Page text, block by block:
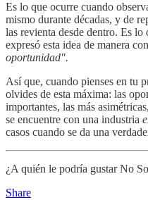
Es lo que ocurre cuando
mismo durante décadas, y de
las revienta desde dentro. Es lo
expresó esta idea de manera
oportunidad".
Así que, cuando pienses en tu
olvides de esta máxima: las
importantes, las más
se encuentre con una industria
casos cuando se da una
¿A quién le podría gustar No
Share